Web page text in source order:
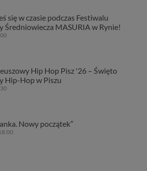
się w czasie podczas Festiwalu
Średniowiecza MASURIA w Rynie!
Hip Hop Pisz '26 – Święto
Hip-Hop w Piszu
Nowy początek”